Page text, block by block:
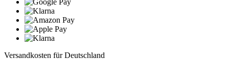
Versandkosten für Deutschland